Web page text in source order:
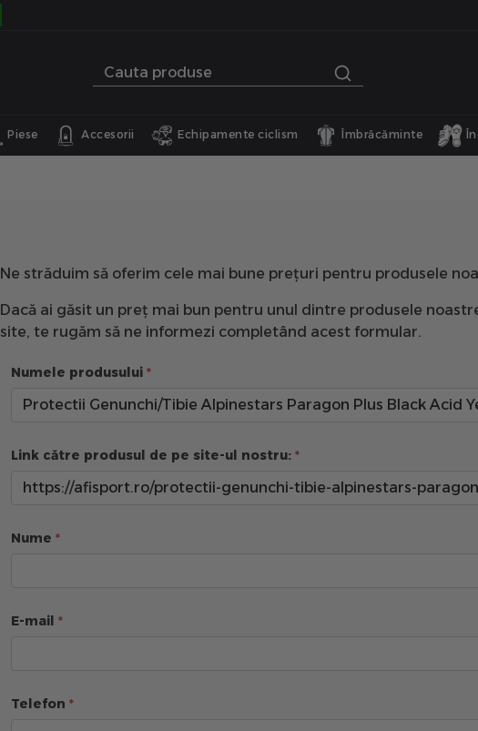
Piese Accesorii Echipamente ciclism Îmbrăcăminte
Ne străduim să oferim cele mai bune prețuri pentru produsele
Dacă ai găsit un preț mai bun pentru unul dintre produsele
site, te rugăm să ne informezi completând acest formular.
Numele produsului
Link către produsul de pe site-ul nostru:
Nume
E-mail
Telefon